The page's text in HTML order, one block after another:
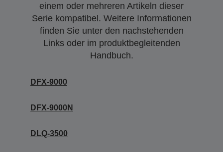
einem oder mehreren Artikeln dieser
Serie kompatibel. Weitere Informationen
finden Sie unter den nachstehenden
Links oder im produktbegleitenden
Handbuch.
DFX-9000
DFX-9000N
DLQ-3500